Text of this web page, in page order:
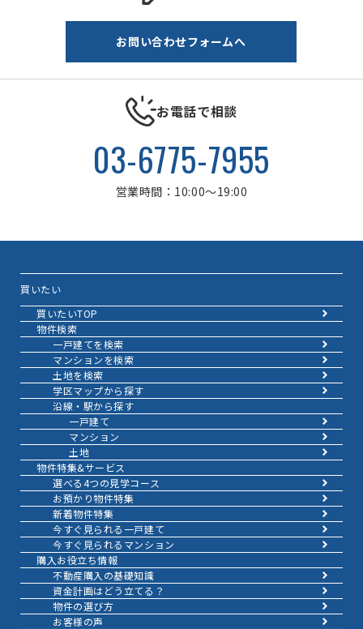
お問い合わせフォームへ
お電話で相談
03-6775-7955
営業時間：10:00～19:00
買いたい
買いたいTOP
物件検索
一戸建てを検索
マンションを検索
土地を検索
学区マップから探す
沿線・駅から探す
一戸建て
マンション
土地
物件特集&サービス
選べる4つの見学コース
お預かり物件特集
新着物件特集
今すぐ見られる一戸建て
今すぐ見られるマンション
購入お役立ち情報
不動産購入の基礎知識
資金計画はどう立てる？
物件の選び方
お客様の声